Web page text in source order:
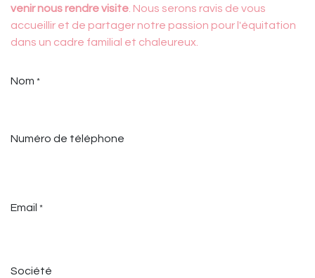
venir nous rendre visite. Nous serons ravis de vous
accueillir et de partager notre passion pour l'équitation
dans un cadre familial et chaleureux.
Nom *
Numéro de téléphone
Email *
Société